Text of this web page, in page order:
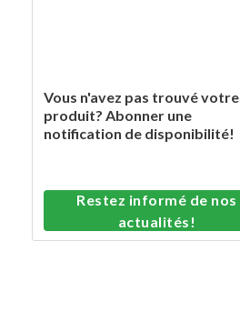
Vous n'avez pas trouvé votre
produit? Abonner une
notification de disponibilité!
Restez informé de nos
actualités!